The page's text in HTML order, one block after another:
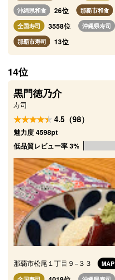
沖縄県和食 26位 那覇市和食
全国寿司 3558位 沖縄県寿司
那覇市寿司 13位
14位
黒門徳乃介
寿司
4.5（98）
魅力度 4598pt
低品質レビュー率 3%
那覇市松尾１丁目９−３３
MAP